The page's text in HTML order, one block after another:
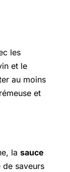
les
et le
au moins
et
la sauce
saveurs